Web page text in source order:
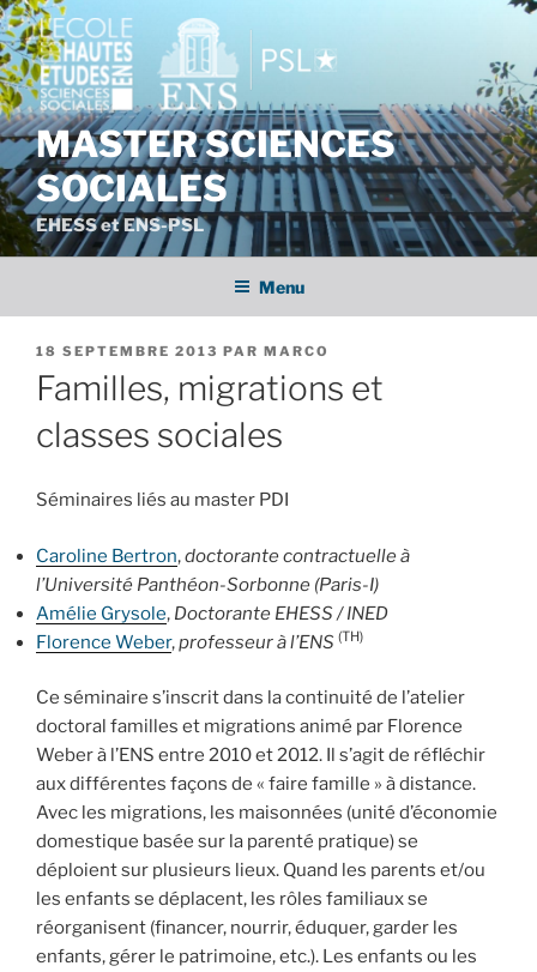
Aller
au
contenu
principal
MASTER SCIENCES
SOCIALES
EHESS et ENS-PSL
Menu
PUBLIÉ
LE
18 SEPTEMBRE 2013 PAR MARCO
Familles, migrations et
classes sociales
Séminaires liés au master PDI
Caroline Bertron,doctorante contractuelle à
l’Université Panthéon-Sorbonne (Paris-I)
Amélie Grysole, Doctorante EHESS / INED
Florence Weber,professeur à l’ENS (TH)
Ce séminaire s’inscrit dans la continuité de l’atelier
doctoral familles et migrations animé par Florence
Weber à l’ENS entre 2010 et 2012. Il s’agit de réfléchir
aux différentes façons de « faire famille » à distance.
Avec les migrations, les maisonnées (unité d’économie
domestique basée sur la parenté pratique) se
déploient sur plusieurs lieux. Quand les parents et/ou
les enfants se déplacent, les rôles familiaux se
réorganisent (financer, nourrir, éduquer, garder les
enfants, gérer le patrimoine, etc.). Les enfants ou les